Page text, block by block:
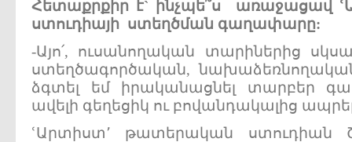
Հետաքրքիր
է` ինչպե՞ս առաջացավ
ստուդիայի ստեղծման գաղափարը:
-Այո՛, ուսանողական տարիներից
ստեղծագործական, նախաձեռնողական
ձգտել եմ իրականացնել տարբեր
ավելի գեղեցիկ ու բովանդակալից
ՙԱրտիստ՚ թատերական ստուդիան